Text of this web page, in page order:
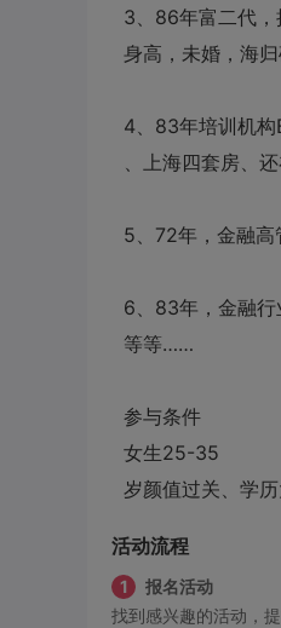
3、 86年富二代
身高，未婚，海
4、 83年培训机构
、上海四套房、
5、 72年，金融高
6、 83年，金融行
等等……
参与条件
女生25-35
岁颜值过关、学
活动流程
1
报名活动
找到感兴趣的活动，